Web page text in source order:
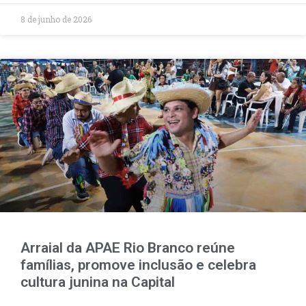
8 de junho de 2026
Arraial da APAE Rio Branco reúne
famílias, promove inclusão e celebra
cultura junina na Capital